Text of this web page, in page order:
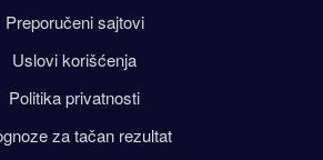
Preporučeni sajtovi
Uslovi korišćenja
Politika privatnosti
za tačan rezultat